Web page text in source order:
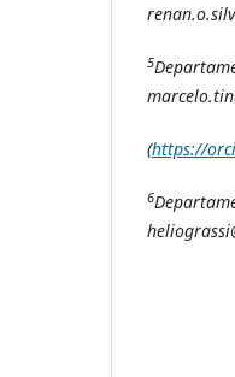
5
(https://
6